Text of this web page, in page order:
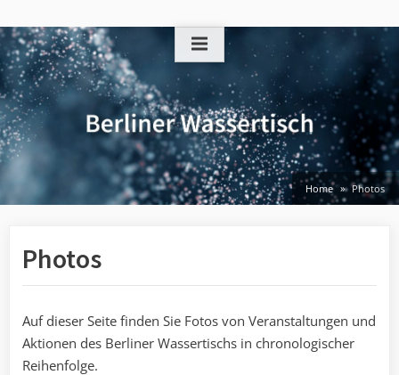
to
content
Home Photos
Photos
Auf dieser Seite finden Sie Fotos von Veranstaltungen und
Aktionen des Berliner Wassertischs in chronologischer
Reihenfolge.